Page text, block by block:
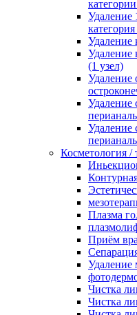
Удаление
Удаление
Удаление
(1 узел)
Удаление
Удаление
Косметология /
Плазма
Приём
Чистка
Чистка